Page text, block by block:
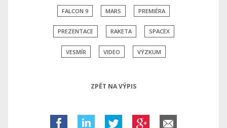
FALCON 9 MARS PREMIÉRA
PREZENTACE RAKETA SPACEX
VESMÍR VIDEO VÝZKUM
ZPĚT NA VÝPIS